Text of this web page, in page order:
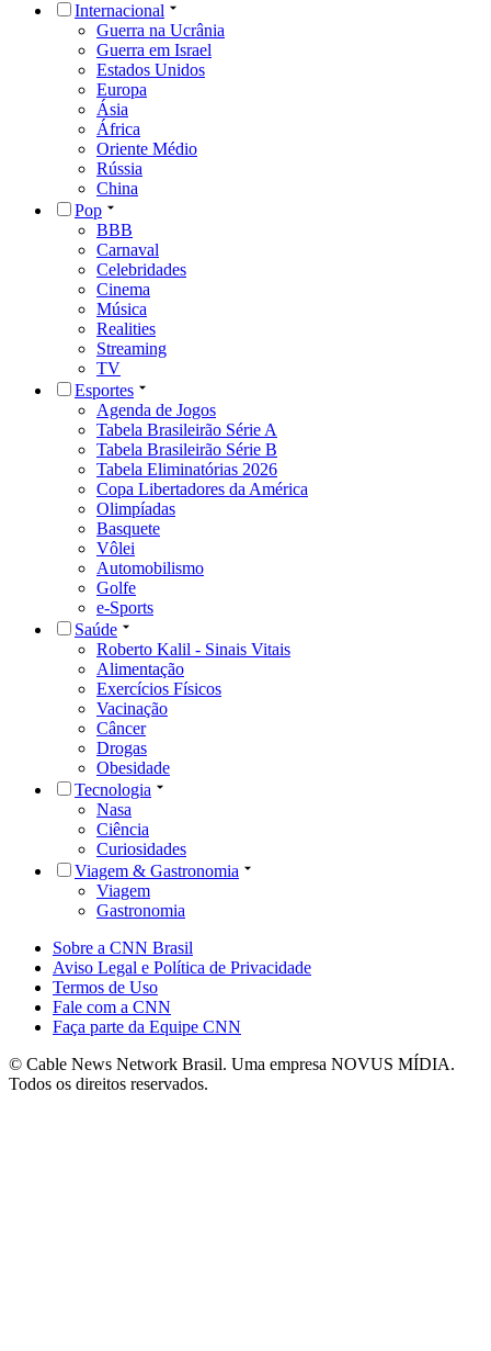
Internacional
Guerra na Ucrânia
Guerra em Israel
Estados Unidos
Europa
Ásia
África
Oriente Médio
Rússia
China
Pop
BBB
Carnaval
Celebridades
Cinema
Música
Realities
Streaming
TV
Esportes
Agenda de Jogos
Tabela Brasileirão Série A
Tabela Brasileirão Série B
Tabela Eliminatórias 2026
Copa Libertadores da América
Olimpíadas
Basquete
Vôlei
Automobilismo
Golfe
e-Sports
Saúde
Roberto Kalil - Sinais Vitais
Alimentação
Exercícios Físicos
Vacinação
Câncer
Drogas
Obesidade
Tecnologia
Nasa
Ciência
Curiosidades
Viagem & Gastronomia
Viagem
Gastronomia
Sobre a CNN Brasil
Aviso Legal e Política de Privacidade
Termos de Uso
Fale com a CNN
Faça parte da Equipe CNN
© Cable News Network Brasil. Uma empresa NOVUS MÍDIA.
Todos os direitos reservados.